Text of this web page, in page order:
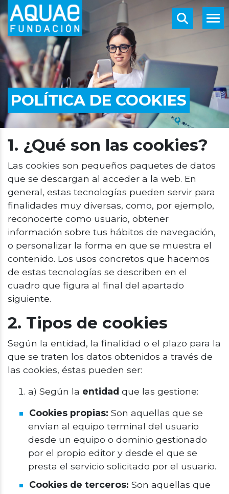
POLÍTICA DE COOKIES
1. ¿Qué son las cookies?
Las cookies son pequeños paquetes de datos
que se descargan al acceder a la web. En
general, estas tecnologías pueden servir para
finalidades muy diversas, como, por ejemplo,
reconocerte como usuario, obtener
información sobre tus hábitos de navegación,
o personalizar la forma en que se muestra el
contenido. Los usos concretos que hacemos
de estas tecnologías se describen en el
cuadro que figura al final del apartado
siguiente.
2. Tipos de cookies
Según la entidad, la finalidad o el plazo para la
que se traten los datos obtenidos a través de
las cookies, éstas pueden ser:
a) Según la entidad que las gestione:
Cookies propias: Son aquellas que se
envían al equipo terminal del usuario
desde un equipo o dominio gestionado
por el propio editor y desde el que se
presta el servicio solicitado por el usuario.
Cookies de terceros: Son aquellas que